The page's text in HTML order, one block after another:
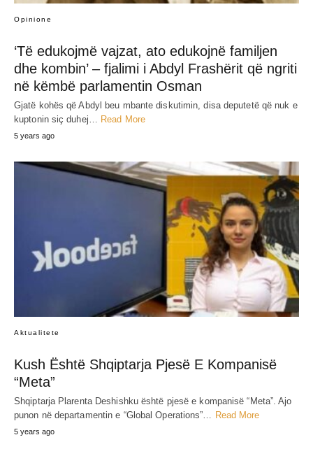
Opinione
‘Të edukojmë vajzat, ato edukojnë familjen
dhe kombin’ – fjalimi i Abdyl Frashërit që ngriti
në këmbë parlamentin Osman
Gjatë kohës që Abdyl beu mbante diskutimin, disa deputetë që nuk e
kuptonin siç duhej…
Read More
5 years ago
Aktualitete
Kush Është Shqiptarja Pjesë E Kompanisë
“Meta”
Shqiptarja Plarenta Deshishku është pjesë e kompanisë “Meta”. Ajo
punon në departamentin e “Global Operations”… Read More
5 years ago